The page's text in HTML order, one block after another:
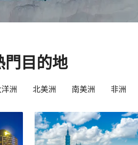
門目的地
洋洲 北美洲 南美洲 非洲